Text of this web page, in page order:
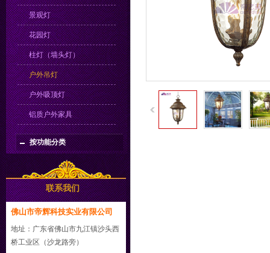
景观灯
花园灯
柱灯（墙头灯）
户外吊灯
户外吸顶灯
铝质户外家具
按功能分类
联系我们
佛山市帝辉科技实业有限公司
地址：广东省佛山市九江镇沙头西
桥工业区（沙龙路旁）